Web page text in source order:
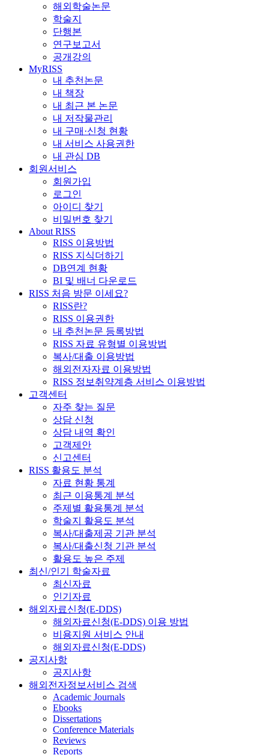
해외학술논문
학술지
단행본
연구보고서
공개강의
MyRISS
내 추천논문
내 책장
내 최근 본 논문
내 저작물관리
내 구매·신청 현황
내 서비스 사용권한
내 관심 DB
회원서비스
회원가입
로그인
아이디 찾기
비밀번호 찾기
About RISS
RISS 이용방법
RISS 지식더하기
DB연계 현황
BI 및 배너 다운로드
RISS 처음 방문 이세요?
RISS란?
RISS 이용권한
내 추천논문 등록방법
RISS 자료 유형별 이용방법
복사/대출 이용방법
해외전자자료 이용방법
RISS 정보취약계층 서비스 이용방법
고객센터
자주 찾는 질문
상담 신청
상담 내역 확인
고객제안
신고센터
RISS 활용도 분석
자료 현황 통계
최근 이용통계 분석
주제별 활용통계 분석
학술지 활용도 분석
복사/대출제공 기관 분석
복사/대출신청 기관 분석
활용도 높은 주제
최신/인기 학술자료
최신자료
인기자료
해외자료신청(E-DDS)
해외자료신청(E-DDS) 이용 방법
비용지원 서비스 안내
해외자료신청(E-DDS)
공지사항
공지사항
해외전자정보서비스 검색
Academic Journals
Ebooks
Dissertations
Conference Materials
Reviews
Reports